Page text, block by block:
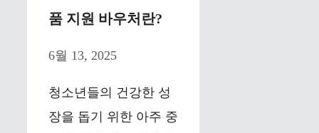
품 지원 바우처란?
6월 13, 2025
청소년들의 건강한 성
장을 돕기 위한 아주 중